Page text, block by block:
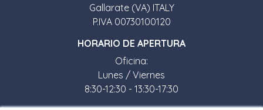
Gallarate (VA) ITALY
P.IVA 00730100120
HORARIO DE APERTURA
Oficina:
Lunes / Viernes
8:30-12:30 - 13:30-17:30